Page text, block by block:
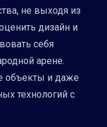
не выходя из
дизайн и
себя
арене.
объекты и даже
технологий с